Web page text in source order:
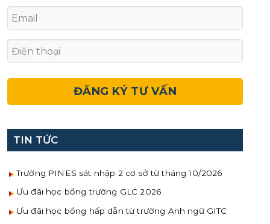
TIN TỨC
Trường PINES sát nhập 2 cơ sở từ tháng 10/2026
Ưu đãi học bổng trường GLC 2026
Ưu đãi học bổng hấp dẫn từ trường Anh ngữ GITC